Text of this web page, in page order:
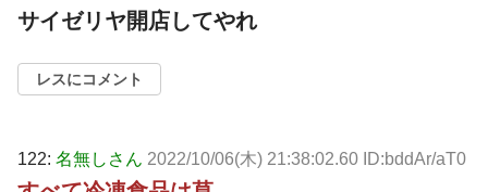
サイゼリヤ開店してやれ
レスにコメント
122: 名無しさん 2022/10/06(木) 21:38:02.60 ID:bddAr/aT0